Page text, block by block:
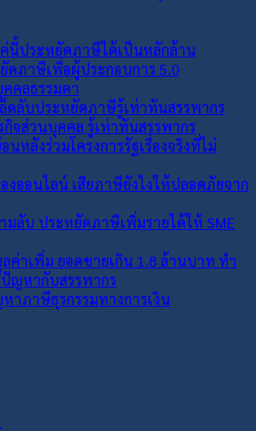
นี้ประหยัดภาษีได้เป็นหลักล้าน
ดภาษีเพื่อผู้ประกอบการ 5.0
คลธรรมดา
ล็ดลับประหยัดภาษีรู้เท่าทันสรรพากร
กิจส่วนบุคคล รู้เท่าทันสรรพากร
นหลังร่วมโครงการรัฐเรื่องจริงที่ไม่
งออนไลน์ เสียภาษียังไงให้ปลอดภัยจาก
มลับ ประหยัดภาษีเพิ่มรายได้ให้ SME
ค่าเพิ่ม ยอดขายเกิน 1.8 ล้านบาท ทำ
ปัญหากับสรรพากร
าภาษีธุรกรรมทางการเงิน